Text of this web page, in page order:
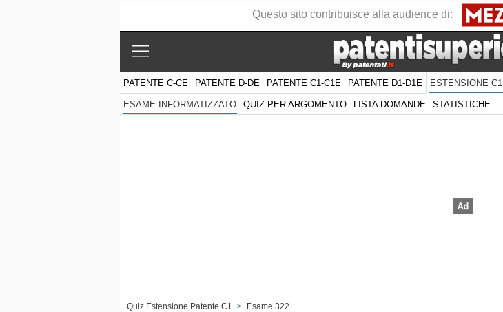
PATENTE C-CE PATENTE D-DE PATENTE C1-C1E PATENTE D1-D1E ESTENSIONE C1
ESAME INFORMATIZZATO QUIZ PER ARGOMENTO LISTA DOMANDE STATISTICHE
Quiz Estensione Patente C1 > Esame 322
Questo sito contribuisce alla audience di: